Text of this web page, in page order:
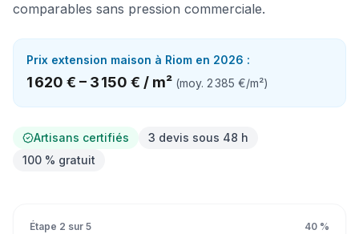
comparables sans pression commerciale.
Prix extension maison à Riom en 2026 :
1 620 € – 3 150 € / m² (moy. 2 385 €/m²)
Artisans certifiés
3 devis sous 48 h
100 % gratuit
Étape 2 sur 5 40 %